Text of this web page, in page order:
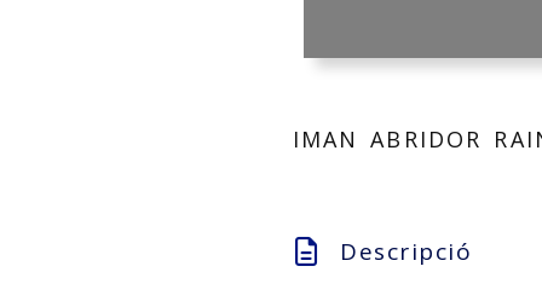
IMAN ABRIDOR
Descripció